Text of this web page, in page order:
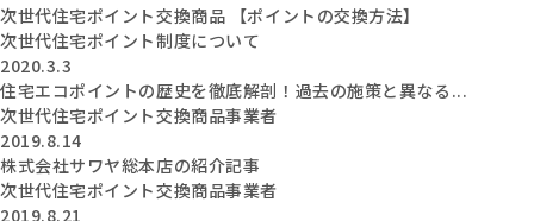
次世代住宅ポイント交換商品 【ポイントの交換方法】
次世代住宅ポイント制度について
2020.3.3
住宅エコポイントの歴史を徹底解剖！過去の施策と異なる...
次世代住宅ポイント交換商品事業者
2019.8.14
株式会社サワヤ総本店の紹介記事
次世代住宅ポイント交換商品事業者
2019.8.21